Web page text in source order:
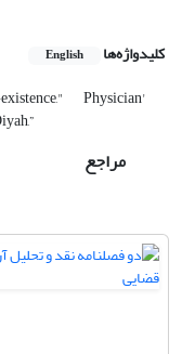
کلیدواژه‌ها English
Physician'
مراجع